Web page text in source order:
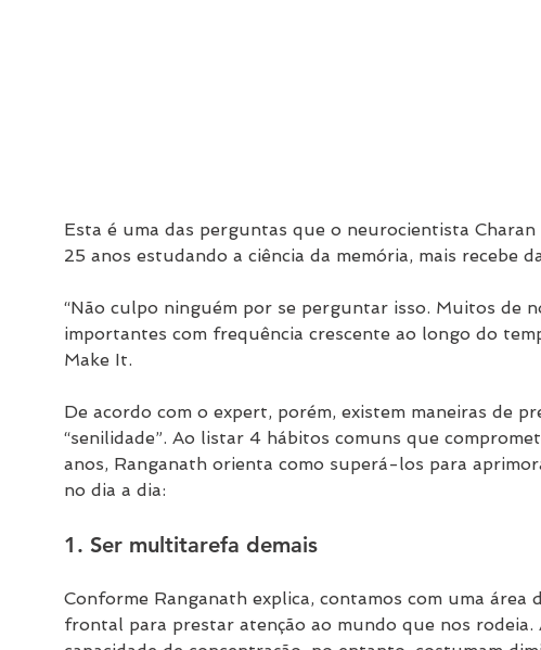
Esta é uma das perguntas que o neurocientista
25 anos estudando a ciência da memória, mais recebe
“Não culpo ninguém por se perguntar isso. Muitos de
importantes com frequência crescente ao longo do
Make It.
De acordo com o expert, porém, existem maneiras de
“senilidade”. Ao listar 4 hábitos comuns que
anos, Ranganath orienta como superá-los para
no dia a dia:
1. Ser multitarefa demais
Conforme Ranganath explica, contamos com uma área
frontal para prestar atenção ao mundo que nos